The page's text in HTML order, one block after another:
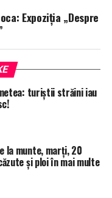
Expoziția „Despre
turiștii străini iau
la munte, marți, 20
și ploi în mai multe